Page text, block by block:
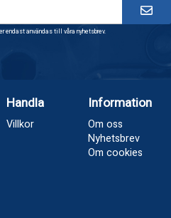
endast användas till våra nyhetsbrev.
Handla
Villkor
Information
Om oss
Nyhetsbrev
Om cookies